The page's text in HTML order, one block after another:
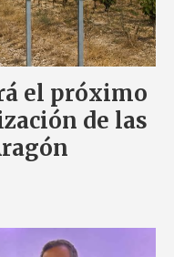
el próximo
de las